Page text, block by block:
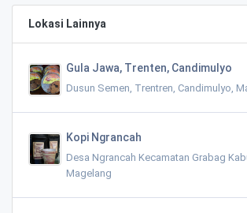
Lokasi Lainnya
Gula Jawa, Trenten, Candimulyo
Dusun Semen, Trentren, Candimulyo,
Kopi Ngrancah
Desa Ngrancah Kecamatan Grabag
Magelang